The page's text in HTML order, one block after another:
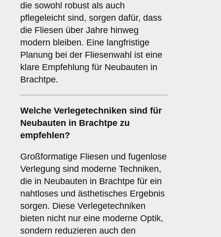
die sowohl robust als auch
pflegeleicht sind, sorgen dafür, dass
die Fliesen über Jahre hinweg
modern bleiben. Eine langfristige
Planung bei der Fliesenwahl ist eine
klare Empfehlung für Neubauten in
Brachtpe.
Welche Verlegetechniken sind für
Neubauten in Brachtpe zu
empfehlen?
Großformatige Fliesen und fugenlose
Verlegung sind moderne Techniken,
die in Neubauten in Brachtpe für ein
nahtloses und ästhetisches Ergebnis
sorgen. Diese Verlegetechniken
bieten nicht nur eine moderne Optik,
sondern reduzieren auch den